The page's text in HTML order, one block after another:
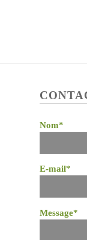
Nom*
E-mail*
Message*